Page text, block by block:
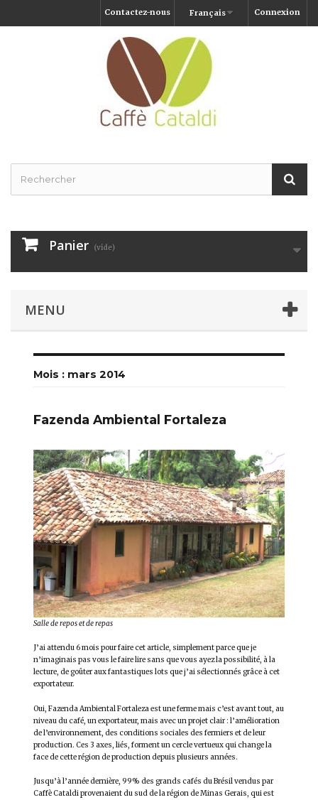
Connexion
Français
Contactez-nous
Panier (vide)
MENU
Mois : mars 2014
Fazenda Ambiental Fortaleza
Salle de repos et de repas
J’ai attendu 6 mois pour faire cet article, simplement parce que je
n’imaginais pas vous le faire lire sans que vous ayez la possibilité, à la
lecture, de goûter aux fantastiques lots que j’ai sélectionnés grâce à cet
exportateur.
Oui, Fazenda Ambiental Fortaleza est une ferme mais c’est avant tout, au
niveau du café, un exportateur, mais avec un projet clair : l’amélioration
de l’environnement, des conditions sociales des fermiers et de leur
production. Ces 3 axes, liés, forment un cercle vertueux qui change la
face de cette région de production depuis plusieurs années.
Jusqu’à l’année dernière, 99% des grands cafés du Brésil vendus par
Caffè Cataldi provenaient du sud de la région de Minas Gerais, qui est